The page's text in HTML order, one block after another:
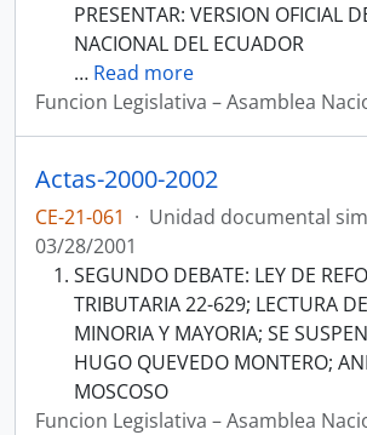
PRESENTAR: VERSION OFICIAL
NACIONAL DEL ECUADOR
… Read more
Funcion Legislativa – Asamblea
Actas-2000-2002
CE-21-061 · Unidad documental
03/28/2001
SEGUNDO DEBATE: LEY DE
TRIBUTARIA 22-629; LECTURA
MINORIA Y MAYORIA; SE
HUGO QUEVEDO MONTERO;
MOSCOSO
Funcion Legislativa – Asamblea